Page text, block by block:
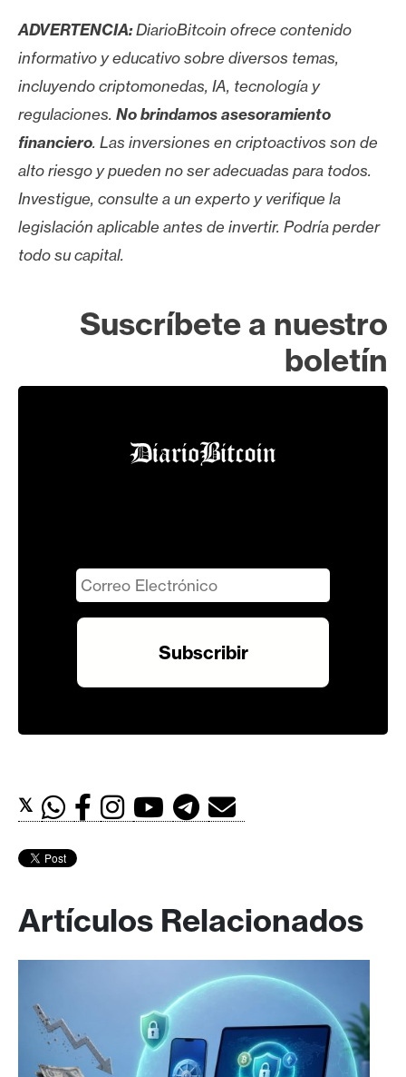
ADVERTENCIA:DiarioBitcoin ofrece contenido
informativo y educativo sobre diversos temas,
incluyendo criptomonedas, IA, tecnología y
regulaciones. No brindamos asesoramiento
financiero. Las inversiones en criptoactivos son de
alto riesgo y pueden no ser adecuadas para todos.
Investigue, consulte a un experto y verifique la
legislación aplicable antes de invertir. Podría perder
todo su capital.
Suscríbete a nuestro
boletín
𝕏
Artículos Relacionados